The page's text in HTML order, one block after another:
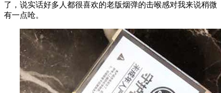
了，说实话好多人都很喜欢的老版烟弹的击喉感对我来说稍微
有一点呛。